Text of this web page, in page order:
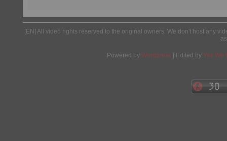
[EN] All video rights reserved to the original owners. We don't host any
Powered by Wordpress | Edited by Yes We